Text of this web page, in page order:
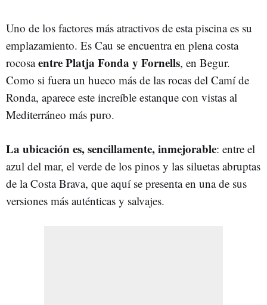
Uno de los factores más atractivos de esta piscina es su
emplazamiento. Es Cau se encuentra en plena costa
rocosaentrePlatja Fonda y Fornells, en Begur.
Como si fuera un hueco más de las rocas del Camí de
Ronda, aparece este increíble estanque con vistas al
Mediterráneo más puro.
La ubicación es, sencillamente, inmejorable: entre el
azul del mar, el verde de los pinos y las siluetas abruptas
de la Costa Brava, que aquí se presenta en una de sus
versiones más auténticas y salvajes.